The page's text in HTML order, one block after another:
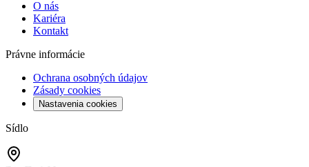
O nás
Kariéra
Kontakt
Právne informácie
Ochrana osobných údajov
Zásady cookies
Nastavenia cookies
Sídlo